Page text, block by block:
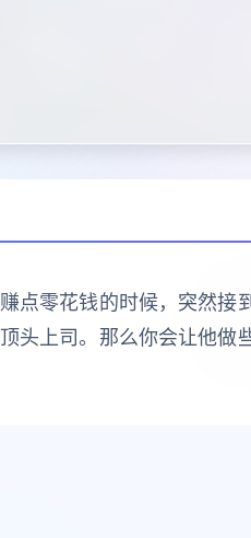
点零花钱的时候，突然接
头上司。那么你会让他做